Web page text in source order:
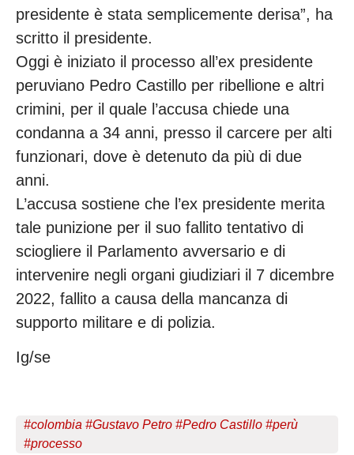
presidente è stata semplicemente derisa”, ha
scritto il presidente.
Oggi è iniziato il processo all’ex presidente
peruviano Pedro Castillo per ribellione e altri
crimini, per il quale l’accusa chiede una
condanna a 34 anni, presso il carcere per alti
funzionari, dove è detenuto da più di due
anni.
L’accusa sostiene che l’ex presidente merita
tale punizione per il suo fallito tentativo di
sciogliere il Parlamento avversario e di
intervenire negli organi giudiziari il 7 dicembre
2022, fallito a causa della mancanza di
supporto militare e di polizia.
Ig/se
#colombia #Gustavo Petro #Pedro Castillo #perù
#processo